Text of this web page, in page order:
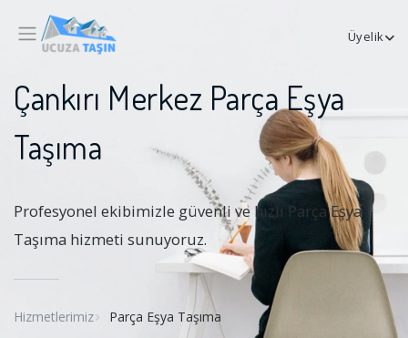
Üyelik
Çankırı Merkez Parça Eşya
Taşıma
Profesyonel ekibimizle güvenli ve hızlı Parça Eşya
Taşıma hizmeti sunuyoruz.
Hizmetlerimiz Parça Eşya Taşıma